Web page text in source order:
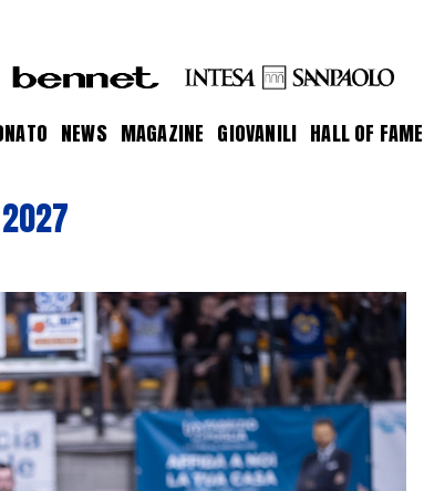
NEWS MAGAZINE GIOVANILI HALL OF FAME
2027